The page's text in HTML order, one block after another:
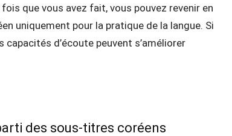
que vous avez fait, vous pouvez revenir en
uniquement pour la pratique de la langue. Si
d’écoute peuvent s’améliorer
des sous-titres coréens